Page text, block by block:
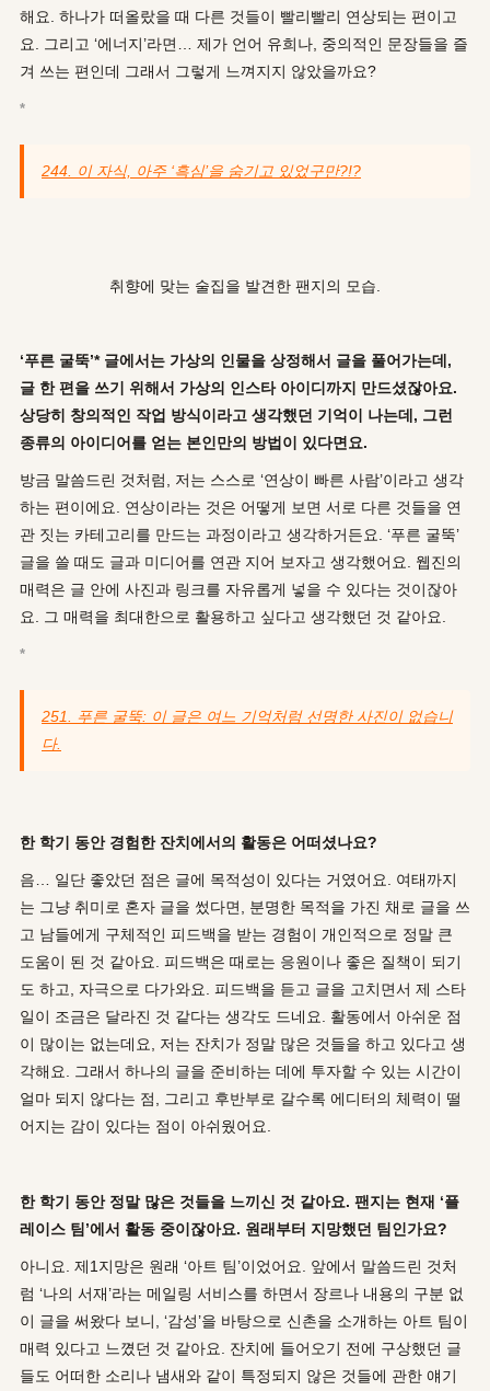
해요. 하나가 떠올랐을 때 다른 것들이 빨리빨리 연상되는 편이고
요. 그리고 ‘에너지’라면… 제가 언어 유희나, 중의적인 문장들을 즐
겨 쓰는 편인데 그래서 그렇게 느껴지지 않았을까요?
*
244. 이 자식, 아주 ‘흑심’을 숨기고 있었구만?!?
취향에 맞는 술집을 발견한 팬지의 모습.
‘푸른 굴뚝’* 글에서는 가상의 인물을 상정해서 글을 풀어가는데 ,
글 한 편을 쓰기 위해서 가상의 인스타 아이디까지 만드셨잖아요.
상당히 창의적인 작업 방식이라고 생각했던 기억이 나는데 , 그런
종류의 아이디어를 얻는 본인만의 방법이 있다면요.
방금 말씀드린 것처럼, 저는 스스로 ‘연상이 빠른 사람’이라고 생각
하는 편이에요. 연상이라는 것은 어떻게 보면 서로 다른 것들을 연
관 짓는 카테고리를 만드는 과정이라고 생각하거든요. ‘푸른 굴뚝’
글을 쓸 때도 글과 미디어를 연관 지어 보자고 생각했어요. 웹진의
매력은 글 안에 사진과 링크를 자유롭게 넣을 수 있다는 것이잖아
요. 그 매력을 최대한으로 활용하고 싶다고 생각했던 것 같아요.
*
251. 푸른 굴뚝: 이 글은 여느 기억처럼 선명한 사진이 없습니
다.
한 학기 동안 경험한 잔치에서의 활동은 어떠셨나요?
음… 일단 좋았던 점은 글에 목적성이 있다는 거였어요. 여태까지
는 그냥 취미로 혼자 글을 썼다면, 분명한 목적을 가진 채로 글을 쓰
고 남들에게 구체적인 피드백을 받는 경험이 개인적으로 정말 큰
도움이 된 것 같아요. 피드백은 때로는 응원이나 좋은 질책이 되기
도 하고, 자극으로 다가와요. 피드백을 듣고 글을 고치면서 제 스타
일이 조금은 달라진 것 같다는 생각도 드네요. 활동에서 아쉬운 점
이 많이는 없는데요, 저는 잔치가 정말 많은 것들을 하고 있다고 생
각해요. 그래서 하나의 글을 준비하는 데에 투자할 수 있는 시간이
얼마 되지 않다는 점, 그리고 후반부로 갈수록 에디터의 체력이 떨
어지는 감이 있다는 점이 아쉬웠어요.
한 학기 동안 정말 많은 것들을 느끼신 것 같아요. 팬지는 현재 ‘플
레이스 팀’에서 활동 중이잖아요. 원래부터 지망했던 팀인가요?
아니요. 제1지망은 원래 ‘아트 팀’이었어요. 앞에서 말씀드린 것처
럼 ‘나의 서재’라는 메일링 서비스를 하면서 장르나 내용의 구분 없
이 글을 써왔다 보니, ‘감성’을 바탕으로 신촌을 소개하는 아트 팀이
매력 있다고 느꼈던 것 같아요. 잔치에 들어오기 전에 구상했던 글
들도 어떠한 소리나 냄새와 같이 특정되지 않은 것들에 관한 얘기